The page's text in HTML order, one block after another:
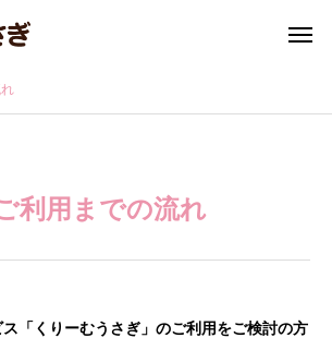
利用までの流れ
「くりーむうさぎ」のご利用をご検討の方